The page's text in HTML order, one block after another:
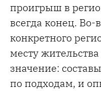
проигрыш в
всегда конец.
конкретного
месту
значение:
по подходам, и